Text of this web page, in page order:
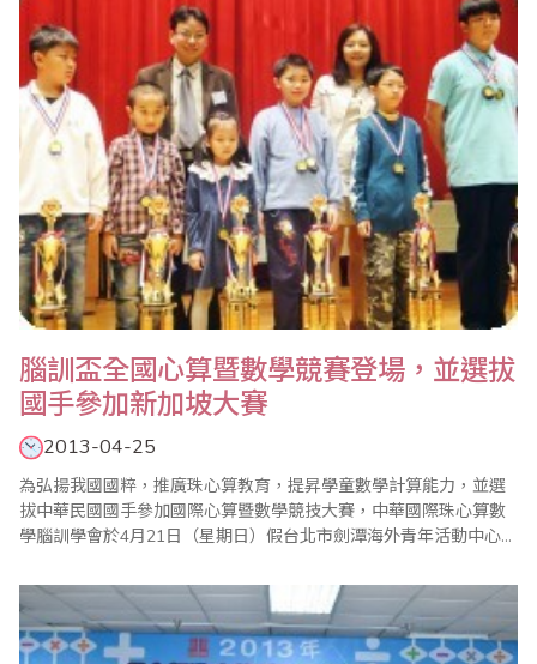
不少家長也全程陪同參加這場盛事，更有家長帶領參賽者的弟妹來
見習，使得會場熱鬧滾滾。 中華民國珠心算數..
腦訓盃全國心算暨數學競賽登場，並選拔
國手參加新加坡大賽
2013-04-25
為弘揚我國國粹，推廣珠心算教育，提昇學童數學計算能力，並選
拔中華民國國手參加國際心算暨數學競技大賽，中華國際珠心算數
學腦訓學會於4月21日（星期日）假台北市劍潭海外青年活動中心群
手選拔賽』。 本屆比賽分心算與數學項目，計有來自全國各地之國
民中、小學及幼稚園選手約600名參賽，參賽的選手中，有75％是
歷屆前三名的國手..